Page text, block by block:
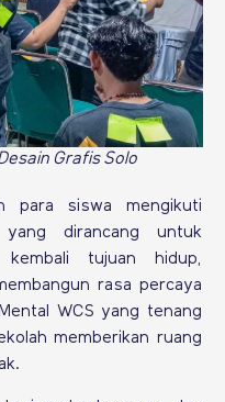
Grafis Solo
para siswa mengikuti
dirancang untuk
tujuan hidup,
rasa percaya
WCS yang tenang
memberikan ruang